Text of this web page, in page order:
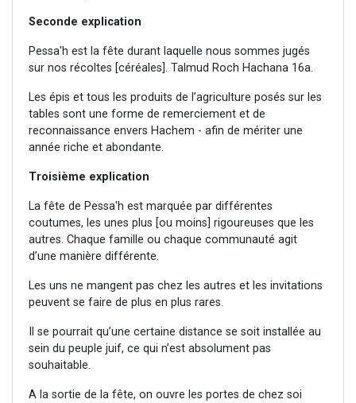
Seconde explication
Pessa'h est la fête durant laquelle nous sommes jugés
sur nos récoltes [céréales]. Talmud Roch Hachana 16a.
Les épis et tous les produits de l’agriculture posés sur les
tables sont une forme de remerciement et de
reconnaissance envers Hachem - afin de mériter une
année riche et abondante.
Troisième explication
La fête de Pessa'h est marquée par différentes
coutumes, les unes plus [ou moins] rigoureuses que les
autres. Chaque famille ou chaque communauté agit
d’une manière différente.
Les uns ne mangent pas chez les autres et les invitations
peuvent se faire de plus en plus rares.
Il se pourrait qu’une certaine distance se soit installée au
sein du peuple juif, ce qui n’est absolument pas
souhaitable.
A la sortie de la fête, on ouvre les portes de chez soi